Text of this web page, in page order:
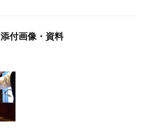
添付画像・資料